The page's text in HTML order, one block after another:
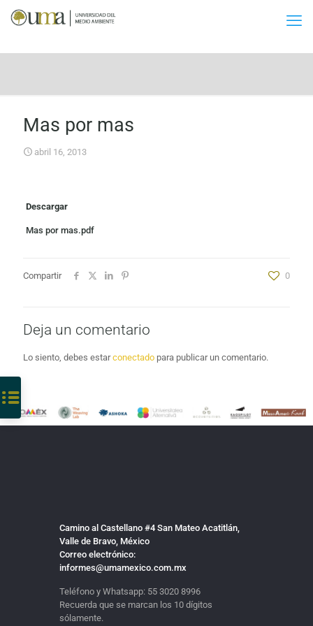
Mas por mas
abril 16, 2013
Descargar
Mas por mas.pdf
Compartir 0
Deja un comentario
Lo siento, debes estarconectado para publicar un comentario.
Camino al Castellano #4 San Mateo Acatitlán,
Valle de Bravo, México
Correo electrónico:
informes@umamexico.com.mx
Teléfono y Whatsapp: 55 3020 8996
Recuerda que se marcan los 10 dígitos
sólamente.